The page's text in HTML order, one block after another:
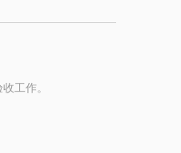
工作。